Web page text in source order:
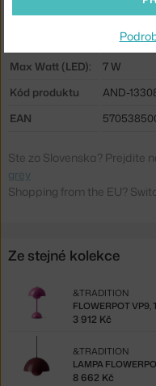
Distribuce světla: přímé
Max Watt (LED):
7 W
Kód produktu
AND-
EAN
Ste zo Slovenska? Prejdite
grey
Shopping from the EU?
Ze stejné kolekce
FLOWERPOT VP9,
&TRADITION
3 912 Kč
LAMPA
&TRADITION
8 662 Kč